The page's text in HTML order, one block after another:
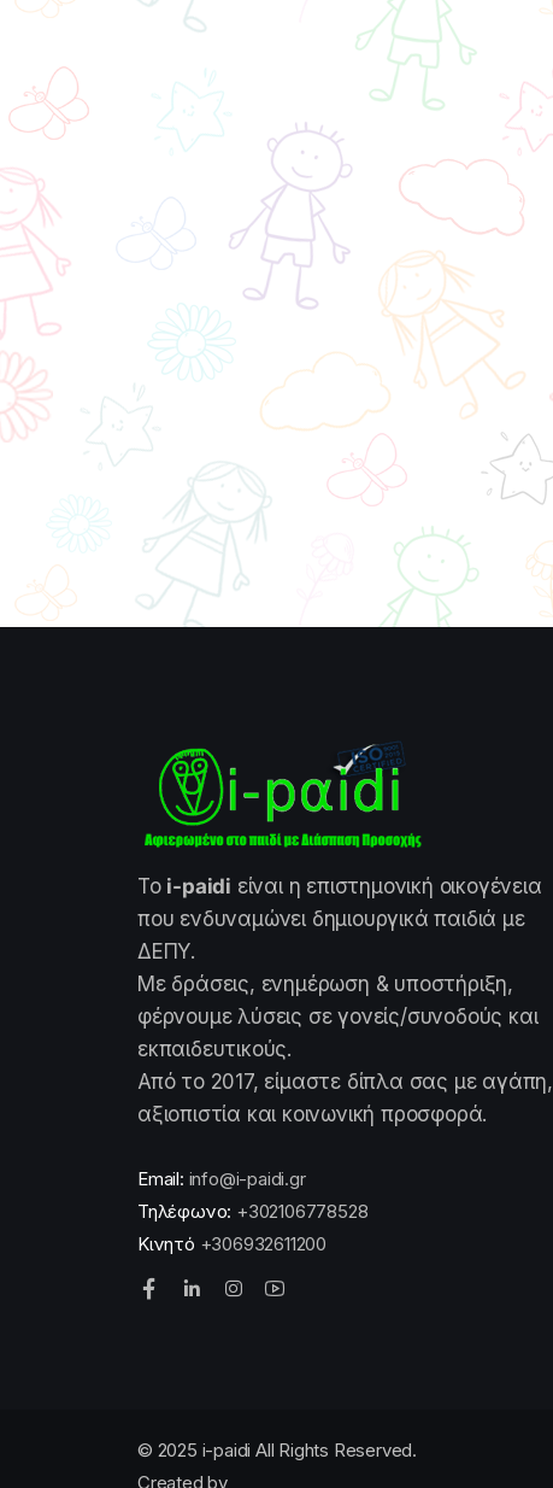
Το i-paidi είναι η επιστημονική οικογένεια
που ενδυναμώνει δημιουργικά παιδιά με
ΔΕΠΥ.
Με δράσεις, ενημέρωση & υποστήριξη,
φέρνουμε λύσεις σε γονείς/συνοδούς και
εκπαιδευτικούς.
Από το 2017, είμαστε δίπλα σας με αγάπη,
αξιοπιστία και κοινωνική προσφορά.
Email: info@i-paidi.gr
Τηλέφωνο: +302106778528
Κινητό +306932611200
© 2025 i-paidi All Rights Reserved.
Created by